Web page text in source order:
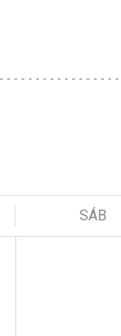
SÁB